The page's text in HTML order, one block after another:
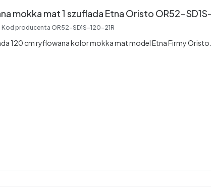
Szafka Etna 120 ryflowana mokka mat 1 szuflada Etna Oristo OR52-
Kod producenta OR52-SD1S-120-21R
120 cm ryflowana kolor mokka mat model Etna Firmy Oristo.